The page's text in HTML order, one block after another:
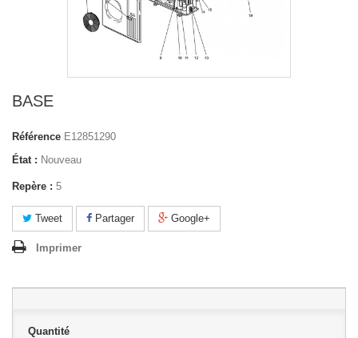
BASE
Référence E12851290
État : Nouveau
Repère : 5
Tweet Partager Google+
Imprimer
Quantité